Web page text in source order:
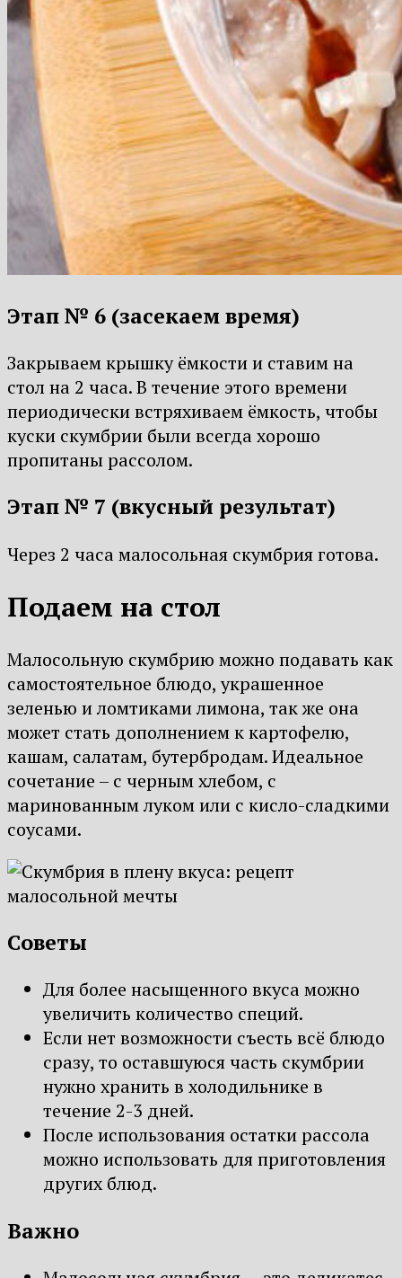
Этап № 6 (засекаем время)
Закрываем крышку ёмкости и ставим на
стол на 2 часа. В течение этого времени
периодически встряхиваем ёмкость, чтобы
куски скумбрии были всегда хорошо
пропитаны рассолом.
Этап № 7 (вкусный результат)
Через 2 часа малосольная скумбрия готова.
Подаем на стол
Малосольную скумбрию можно подавать как
самостоятельное блюдо, украшенное
зеленью и ломтиками лимона, так же она
может стать дополнением к картофелю,
кашам, салатам, бутербродам. Идеальное
сочетание – с черным хлебом, с
маринованным луком или с кисло-сладкими
соусами.
Советы
Для более насыщенного вкуса можно
увеличить количество специй.
Если нет возможности съесть всё блюдо
сразу, то оставшуюся часть скумбрии
нужно хранить в холодильнике в
течение 2-3 дней.
После использования остатки рассола
можно использовать для приготовления
других блюд.
Важно